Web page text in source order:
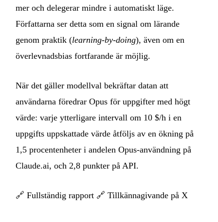
mer och delegerar mindre i automatiskt läge.
Författarna ser detta som en signal om lärande
genom praktik (learning-by-doing), även om en
överlevnadsbias fortfarande är möjlig.
När det gäller modellval bekräftar datan att
användarna föredrar Opus för uppgifter med högt
värde: varje ytterligare intervall om 10 $/h i en
uppgifts uppskattade värde åtföljs av en ökning på
1,5 procentenheter i andelen Opus-användning på
Claude.ai, och 2,8 punkter på API.
🔗 Fullständig rapport 🔗 Tillkännagivande på X